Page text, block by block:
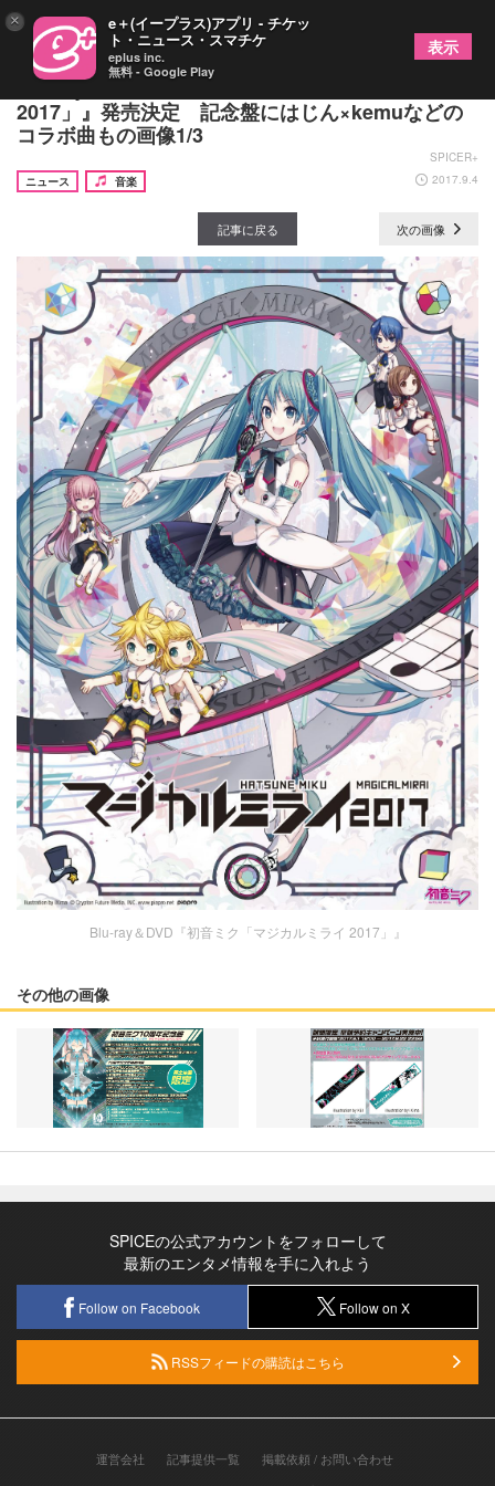
Blu-ray＆DVD『初音ミク「マジカルミライ
2017」』発売決定 記念盤にはじん×kemuなどの
コラボ曲もの画像1/3
SPICER+
ニュース
音楽 2017.9.4
記事に戻る 次の画像
Blu-ray＆DVD『初音ミク「マジカルミライ 2017」』
その他の画像
SPICEの公式アカウントをフォローして
最新のエンタメ情報を手に入れよう
Follow on Facebook Follow on X
RSSフィードの購読はこちら
運営会社 記事提供一覧
掲載依頼 / お問い合わせ
× e＋(イープラス)アプリ - チケッ
ト・ニュース・スマチケ
eplus inc.
無料 - Google Play
表示